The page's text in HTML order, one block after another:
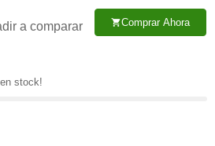
a comparar shopping_cartComprar Ahora
stock!